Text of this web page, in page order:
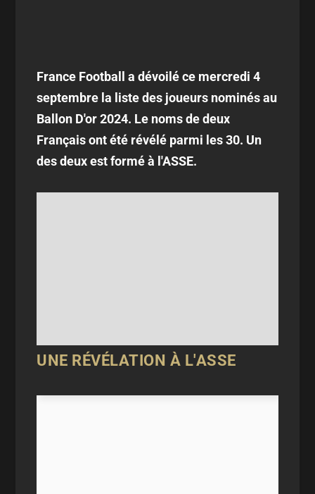
France Football a dévoilé ce mercredi 4
septembre la liste des joueurs nominés au
Ballon D'or 2024. Le noms de deux
Français ont été révélé parmi les 30. Un
des deux est formé à l'ASSE.
UNE RÉVÉLATION À L'ASSE